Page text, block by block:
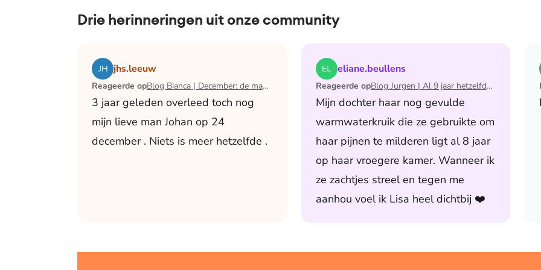
Drie herinneringen uit onze community
jhs.leeuw
Reageerde op Blog Bianca | December: de maand waarin ik mijn man verloor
3 jaar geleden overleed toch nog
mijn lieve man Johan op 24
december . Niets is meer hetzelfde .
Lees het artikel Blog Bianca | December: de maand waarin ik mijn man verloor
eliane.beullens
Reageerde op Blog Jurgen | Al 9 jaar hetzelfde avondritueel
Mijn dochter haar nog gevulde
warmwaterkruik die ze gebruikte om
haar pijnen te milderen ligt al 8 jaar
op haar vroegere kamer. Wanneer ik
ze zachtjes streel en tegen me
aanhou voel ik Lisa heel dichtbij ❤️
Lees het artikel Blog Jurgen | Al 9 jaar hetzelfde